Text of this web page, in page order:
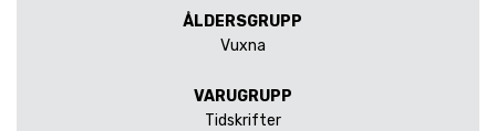
ÅLDERSGRUPP
Vuxna
VARUGRUPP
Tidskrifter